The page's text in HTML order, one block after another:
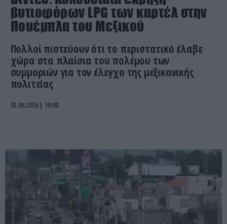
βυτιοφόρων LPG των καρτέλ στην
Πουέμπλα του Μεξικού
Πολλοί πιστεύουν ότι το περιστατικό έλαβε
χώρα στα πλαίσια του πολέμου των
συμμοριών για τον έλεγχο της μεξικανικής
πολιτείας
05.06.2026 | 10:08